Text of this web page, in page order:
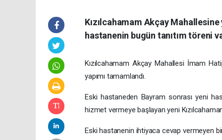
Kızılcahamam Akçay
hastanenin bugün tanıtım töreni
Kızılcahamam Akçay Mahallesi İmam
yapımı tamamlandı.
Eski hastaneden Bayram sonrası yeni
hizmet vermeye başlayan yeni
Eski hastanenin ihtiyaca cevap vermeyen